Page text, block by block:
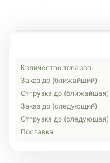
Количество товаров:
Заказ до (ближайший)
Отгрузка до (ближайшая)
Заказ до (следующий)
Отгрузка до (следующая)
Поставка